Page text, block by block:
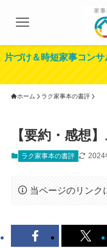
片づけ＆時短家事コン
ホーム ラク家事本の書評
【要約・感想
ラク家事本の書評 2024
当ページのリンク